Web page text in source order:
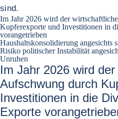
sind.
Im Jahr 2026 wird der
Kupferexporte und Investitionen in
vorangetrieben
Haushaltskonsolidierung angesichts
Risiko politischer Instabilität
Unruhen
Im Jahr 2026 wird
Aufschwung durch
Investitionen in die
Exporte